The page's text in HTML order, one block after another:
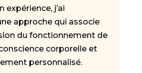
expérience, j’ai
approche qui associe
du fonctionnement de
corporelle et
personnalisé.